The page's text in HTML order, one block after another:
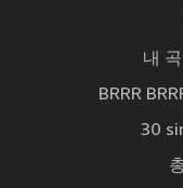
내
BRRR
30